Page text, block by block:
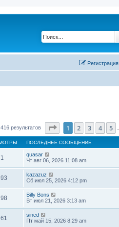
Регистрация
результатов Страница1 из 17
1 2 3 4 5
ПОСЛЕДНЕЕ СООБЩЕНИЕ
quasar
Чт авг 06, 2026 11:08 am
kazazuz
Сб июл 25, 2026 4:12 pm
Billy Bons
Вт июл 21, 2026 3:13 am
sined
Пт май 15, 2026 8:29 am